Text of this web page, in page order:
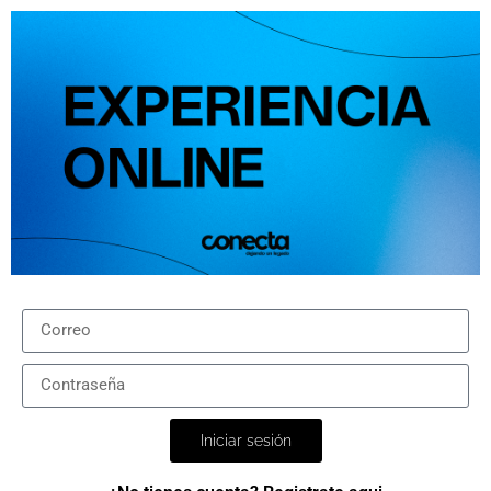
Iniciar sesión